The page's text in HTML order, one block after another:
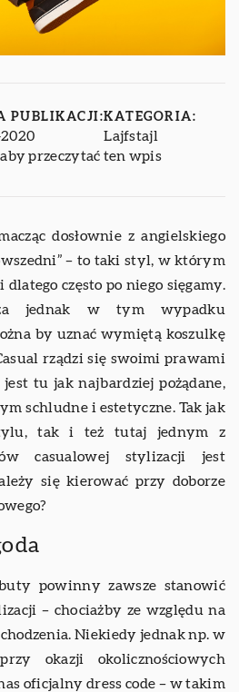
PUBLIKACJI:
2020
KATEGORIA:
Lajfstajl
przeczytać ten wpis
dosłownie z angielskiego
– to taki styl, w którym
często po niego sięgamy.
jednak w tym wypadku
by uznać wymiętą koszulkę
rządzi się swoimi prawami
tu jak najbardziej pożądane,
schludne i estetyczne. Tak jak
tak i też tutaj jednym z
casualowej stylizacji jest
się kierować przy doborze
powinny zawsze stanowić
– chociażby ze względu na
Niekiedy jednak np. w
okazji okolicznościowych
oficjalny dress code – w takim